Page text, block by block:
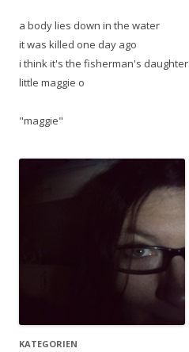
a body lies down in the water
it was killed one day ago
i think it's the fisherman's daughter
little maggie o
"maggie"
KATEGORIEN